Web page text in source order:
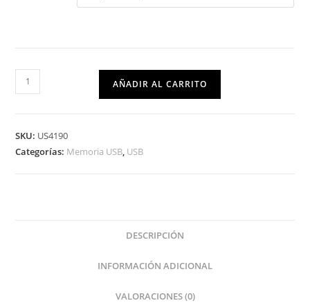
AÑADIR AL CARRITO
SKU: US4190
Categorías: Memoria USB, USB
DESCRIPCIÓN
INFORMACIÓN ADICIONAL
VALORACIONES (0)